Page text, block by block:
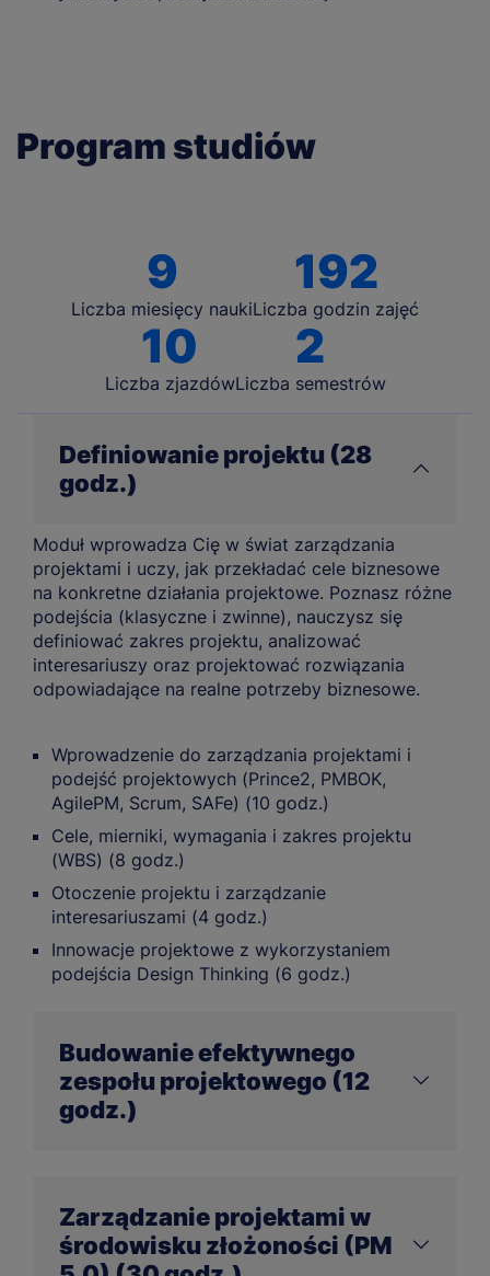
Program studiów
9
Liczba miesięcy nauki
192
Liczba godzin zajęć
10
Liczba zjazdów
2
Liczba semestrów
Definiowanie projektu (28
godz.)
Moduł wprowadza Cię w świat zarządzania
projektami i uczy, jak przekładać cele biznesowe
na konkretne działania projektowe. Poznasz różne
podejścia (klasyczne i zwinne), nauczysz się
definiować zakres projektu, analizować
interesariuszy oraz projektować rozwiązania
odpowiadające na realne potrzeby biznesowe.
Wprowadzenie do zarządzania projektami i
podejść projektowych (Prince2, PMBOK,
AgilePM, Scrum, SAFe) (10 godz.)
Cele, mierniki, wymagania i zakres projektu
(WBS) (8 godz.)
Otoczenie projektu i zarządzanie
interesariuszami (4 godz.)
Innowacje projektowe z wykorzystaniem
podejścia Design Thinking (6 godz.)
Budowanie efektywnego
zespołu projektowego (12
godz.)
efektywnie wykorzystywać różnorodność
kompetencji. Poznasz narzędzia diagnozy stylów
działania i ról zespołowych, które pomogą Ci
Zarządzanie projektami w
środowisku złożoności (PM